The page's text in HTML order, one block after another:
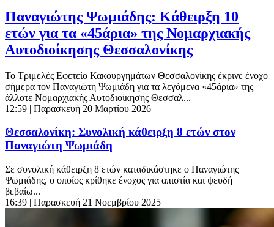
Παναγιώτης Ψωμιάδης: Κάθειρξη 10
ετών για τα «45άρια» της Νομαρχιακής
Αυτοδιοίκησης Θεσσαλονίκης
Το Τριμελές Εφετείο Κακουργημάτων Θεσσαλονίκης έκρινε ένοχο
σήμερα τον Παναγιώτη Ψωμιάδη για τα λεγόμενα «45άρια» της
άλλοτε Νομαρχιακής Αυτοδιοίκησης Θεσσαλ...
12:59 | Παρασκευή 20 Μαρτίου 2026
Θεσσαλονίκη: Συνολική κάθειρξη 8 ετών στον
Παναγιώτη Ψωμιάδη
Σε συνολική κάθειρξη 8 ετών καταδικάστηκε ο Παναγιώτης
Ψωμιάδης, ο οποίος κρίθηκε ένοχος για απιστία και ψευδή
βεβαίω...
16:39 | Παρασκευή 21 Νοεμβρίου 2025